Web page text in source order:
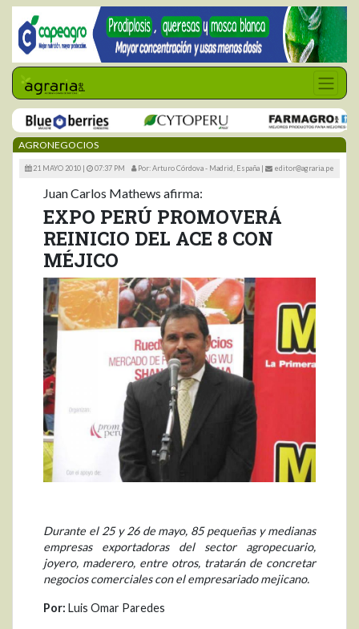
AGRONEGOCIOS
21 MAYO 2010 | 07:37 PM Por: Arturo Córdova - Madrid, España | editor@agraria.pe
Juan Carlos Mathews afirma:
EXPO PERÚ PROMOVERÁ
REINICIO DEL ACE 8 CON
MÉJICO
Durante el 25 y 26 de mayo, 85 pequeñas y medianas
empresas exportadoras del sector agropecuario,
joyero, maderero, entre otros, tratarán de concretar
negocios comerciales con el empresariado mejicano.
Por: Luis Omar Paredes